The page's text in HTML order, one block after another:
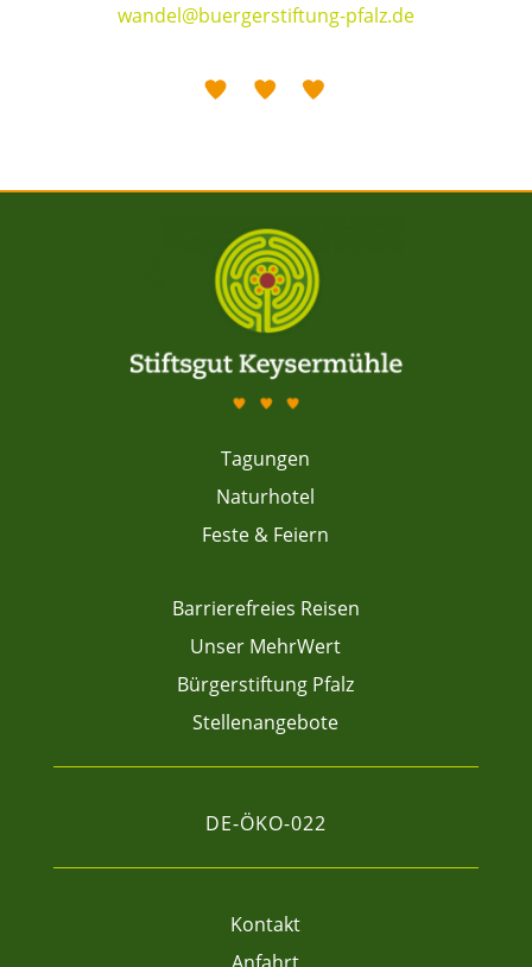
wandel@buergerstiftung-pfalz.de
Tagungen
Naturhotel
Feste & Feiern
Barrierefreies Reisen
Unser MehrWert
Bürgerstiftung Pfalz
Stellenangebote
DE-ÖKO-022
Kontakt